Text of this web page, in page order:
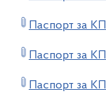
Паспорт за
Паспорт за
Паспорт за